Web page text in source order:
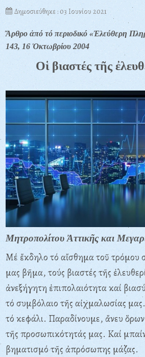
Δημοσιεύθηκε : 03 Ιουνίου 2021
Ἄρθρο ἀπό τό περιοδικό «Ἐλεύθερη
143, 16 Ὀκτωβρίου 2004
Οἱ βιαστές τῆς
Μητροπολίτου Ἀττικῆς και
Μέ ἔκδηλο τό αἴσθημα τοῦ τρόμου
μας βῆμα, τούς βιαστές τῆς
ἀνεξήγητη ἐπιπολαιότητα καί
τό συμβόλαιο τῆς αἰχμαλωσίας
τό κεφάλι. Παραδίνουμε, ἄνευ
τῆς προσωπικότητάς μας. Καί
βηματισμό τῆς ἀπρόσωπης μάζας.